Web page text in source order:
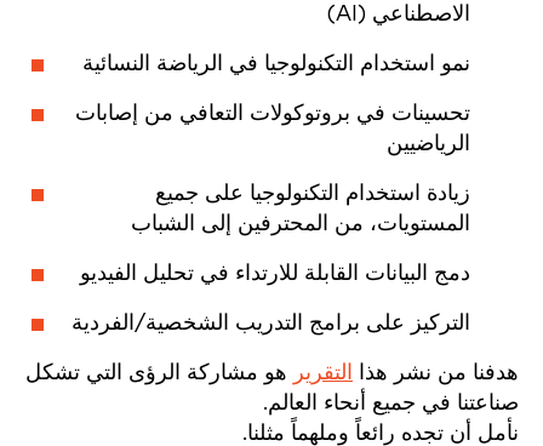
الاصطناعي (AI)
نمو استخدام التكنولوجيا في الرياضة النسائية
تحسينات في بروتوكولات التعافي من إصابات
الرياضيين
زيادة استخدام التكنولوجيا على جميع
المستويات، من المحترفين إلى الشباب
دمج البيانات القابلة للارتداء في تحليل الفيديو
التركيز على برامج التدريب الشخصية/الفردية
هدفنا من نشر هذا التقرير هو مشاركة الرؤى التي تشكل
صناعتنا في جميع أنحاء العالم.
نأمل أن تجده رائعاً وملهماً مثلنا.